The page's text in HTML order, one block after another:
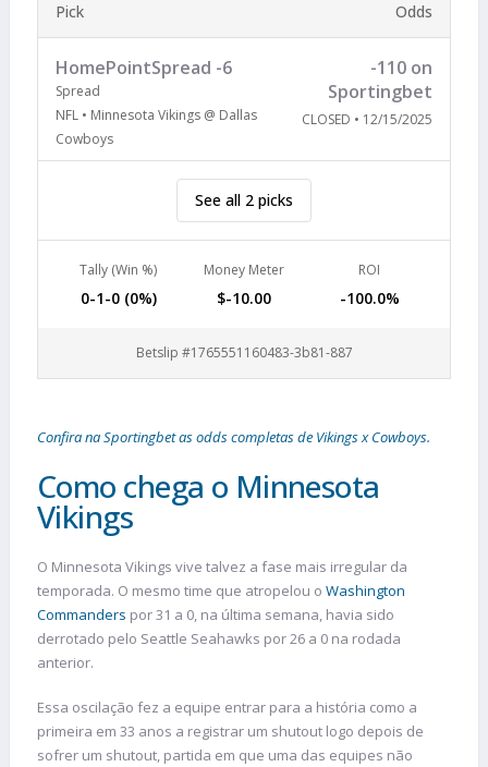
Pick Odds
HomePointSpread -6
Spread
NFL • Minnesota Vikings @ Dallas
Cowboys
-110 on
Sportingbet
CLOSED • 12/15/2025
See all 2 picks
Tally (Win %)
0-1-0 (0%)
Money Meter
$-10.00
ROI
-100.0%
Betslip #1765551160483-3b81-887
Confira na Sportingbet as odds completas de Vikings x Cowboys.
Como chega o Minnesota
Vikings
O Minnesota Vikings vive talvez a fase mais irregular da
temporada. O mesmo time que atropelou o Washington
Commanders por 31 a 0, na última semana, havia sido
derrotado pelo Seattle Seahawks por 26 a 0 na rodada
anterior.
Essa oscilação fez a equipe entrar para a história como a
primeira em 33 anos a registrar um shutout logo depois de
sofrer um shutout, partida em que uma das equipes não